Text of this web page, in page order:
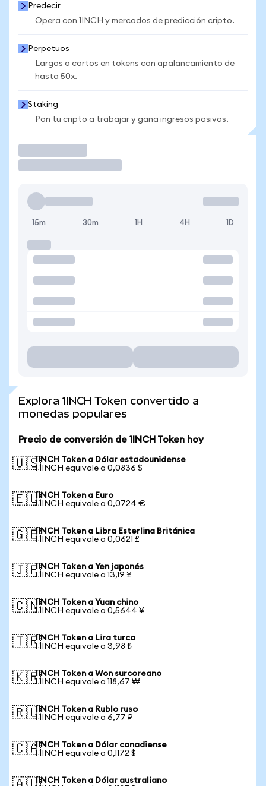
Predecir
Opera con 1INCH y mercados de predicción cripto.
Perpetuos
Largos o cortos en tokens con apalancamiento de
hasta 50x.
Staking
Pon tu cripto a trabajar y gana ingresos pasivos.
15m 30m 1H 4H 1D
Explora 1INCH Token convertido a
monedas populares
Precio de conversión de 1INCH Token hoy
🇺🇸1INCH Token a Dólar estadounidense
1 1INCH equivale a 0,0836 $
🇪🇺1INCH Token a Euro
1 1INCH equivale a 0,0724 €
🇬🇧1INCH Token a Libra Esterlina Británica
1 1INCH equivale a 0,0621 £
🇯🇵1INCH Token a Yen japonés
1 1INCH equivale a 13,19 ¥
🇨🇳1INCH Token a Yuan chino
1 1INCH equivale a 0,5644 ¥
🇹🇷1INCH Token a Lira turca
1 1INCH equivale a 3,98 ₺
🇰🇷1INCH Token a Won surcoreano
1 1INCH equivale a 118,67 ₩
🇷🇺1INCH Token a Rublo ruso
1 1INCH equivale a 6,77 ₽
🇨🇦1INCH Token a Dólar canadiense
1 1INCH equivale a 0,1172 $
1INCH Token a Dólar australiano